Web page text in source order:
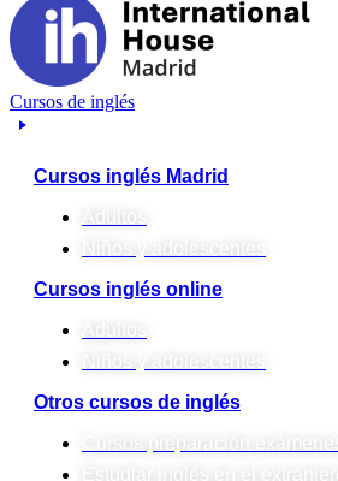
Cursos de inglés
Cursos inglés Madrid
Adultos
Niños y adolescentes
Cursos inglés online
Adultos
Niños y adolescentes
Otros cursos de inglés
Cursos preparación exámenes
Estudiar inglés en el extranjero